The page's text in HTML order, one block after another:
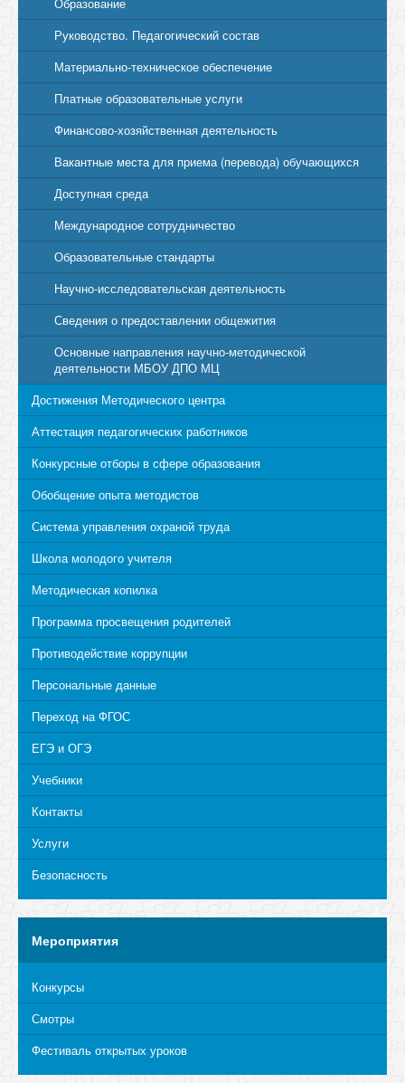
Образование
Руководство. Педагогический состав
Материально-техническое обеспечение
Платные образовательные услуги
Финансово-хозяйственная деятельность
Вакантные места для приема (перевода) обучающихся
Доступная среда
Международное сотрудничество
Образовательные стандарты
Научно-исследовательская деятельность
Сведения о предоставлении общежития
Основные направления научно-методической
деятельности МБОУ ДПО МЦ
Достижения Методического центра
Аттестация педагогических работников
Конкурсные отборы в сфере образования
Обобщение опыта методистов
Система управления охраной труда
Школа молодого учителя
Методическая копилка
Программа просвещения родителей
Противодействие коррупции
Персональные данные
Переход на ФГОС
ЕГЭ и ОГЭ
Учебники
Контакты
Услуги
Безопасность
Мероприятия
Конкурсы
Смотры
Фестиваль открытых уроков